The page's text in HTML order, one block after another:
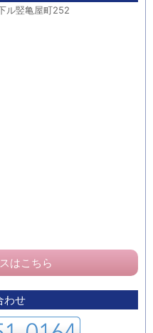
ル竪亀屋町252
はこちら
わせ